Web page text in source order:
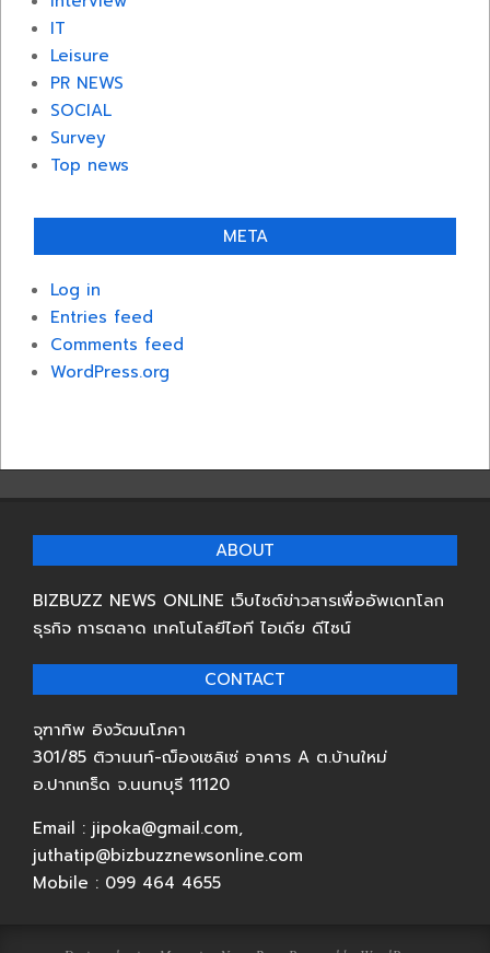
IT
Leisure
PR NEWS
SOCIAL
Survey
Top news
META
Log in
Entries feed
Comments feed
WordPress.org
ABOUT
BIZBUZZ NEWS ONLINE เว็บไซต์ข่าวสารเพื่ออัพเดทโลก
ธุรกิจ การตลาด เทคโนโลยีไอที ไอเดีย ดีไซน์
CONTACT
จุฑาทิพ อิงวัฒนโภคา
301/85 ติวานนท์-ฌ็องเซลิเซ่ อาคาร A ต.บ้านใหม่
อ.ปากเกร็ด จ.นนทบุรี 11120
Email : jipoka@gmail.com,
juthatip@bizbuzznewsonline.com
Mobile : 099 464 4655